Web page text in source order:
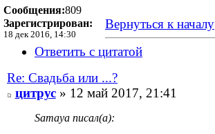
Сообщения:809
Зарегистрирован:
18 дек 2016, 14:30
Вернуться к началу
Ответить с цитатой
Re: Свадьба или ...?
цитрус» 12 май 2017, 21:41
Samaya писал(а):